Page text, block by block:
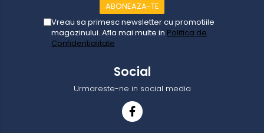
Vreau sa primesc newsletter cu promotiile
magazinului. Afla mai multe in Politica de
Confidentialitate
Social
Urmareste-ne in social media